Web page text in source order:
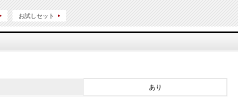
お試しセット
あり